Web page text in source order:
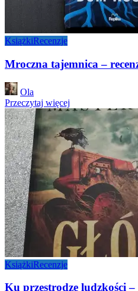
KsiążkiRecenzje
Mroczna tajemnica –
Posted
by
Ola
Przeczytaj więcej
KsiążkiRecenzje
Ku przestrodze ludzkości –